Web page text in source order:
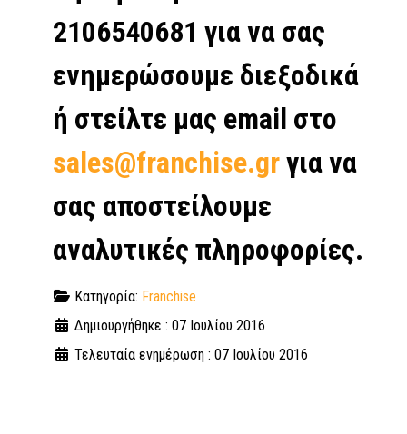
2106540681 για να σας
ενημερώσουμε διεξοδικά
ή στείλτε μας email στο
sales@franchise.grγια να
σας αποστείλουμε
αναλυτικές πληροφορίες.
Κατηγορία: Franchise
Δημιουργήθηκε : 07 Ιουλίου 2016
Τελευταία ενημέρωση : 07 Ιουλίου 2016